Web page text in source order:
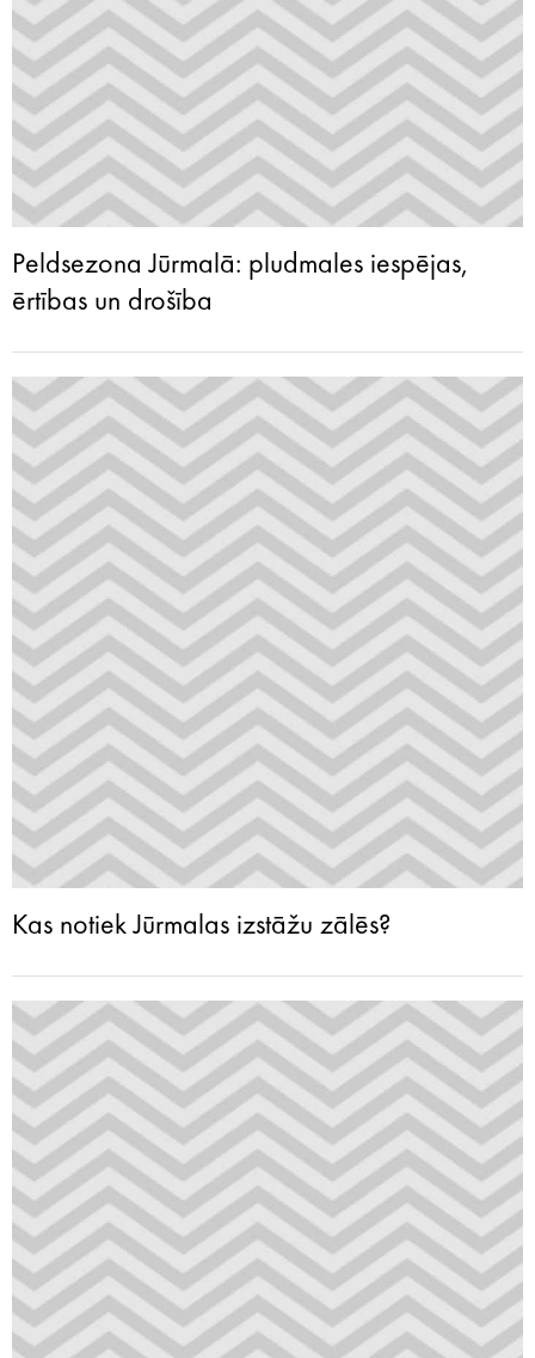
Peldsezona Jūrmalā: pludmales iespējas,
ērtības un drošība
Kas notiek Jūrmalas izstāžu zālēs?